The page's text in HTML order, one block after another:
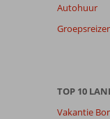
Autohuur
TOP 10
Vakantie